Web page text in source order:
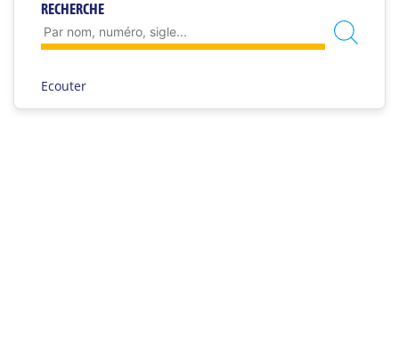
RECHERCHE
Ecouter